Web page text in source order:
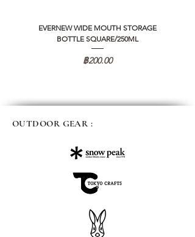
EVERNEW WIDE MOUTH STORAGE
BOTTLE SQUARE/250ML
ราคา
฿200.00
OUTDOOR GEAR :